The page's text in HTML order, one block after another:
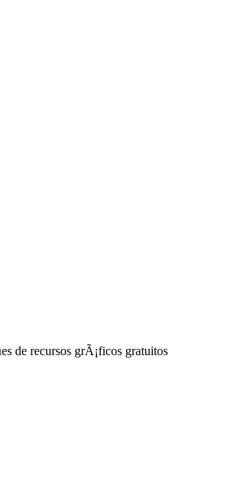
de recursos grÃ¡ficos gratuitos